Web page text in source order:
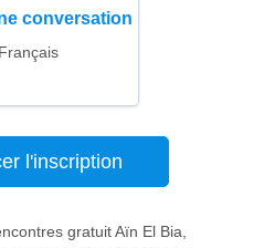
conversation
l'inscription
gratuit Aïn El Bia,